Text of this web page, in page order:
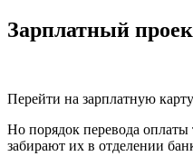
Зарплатный
Перейти на зарплатную
Но порядок перевода оплаты
забирают их в отделении